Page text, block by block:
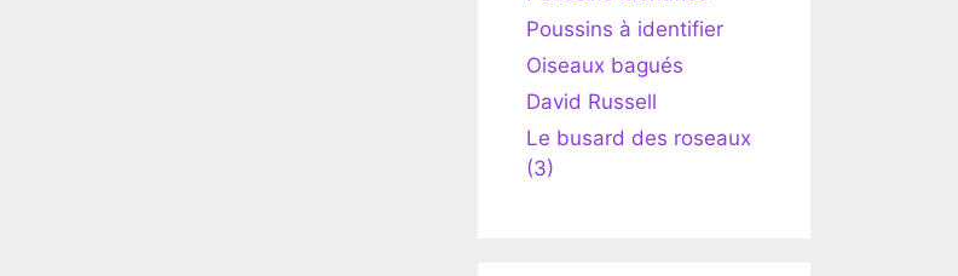
Poussins à identifier
Oiseaux bagués
David Russell
Le busard des roseaux
(3)